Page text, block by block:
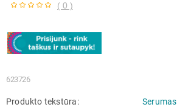
( 0 )
623726
Produkto tekstūra Serumas